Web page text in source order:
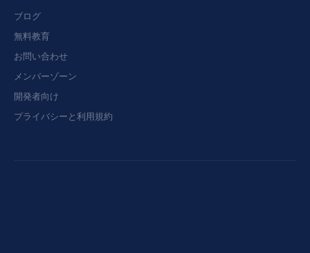
ブログ
無料教育
お問い合わせ
メンバーゾーン
開発者向け
プライバシーと利用規約